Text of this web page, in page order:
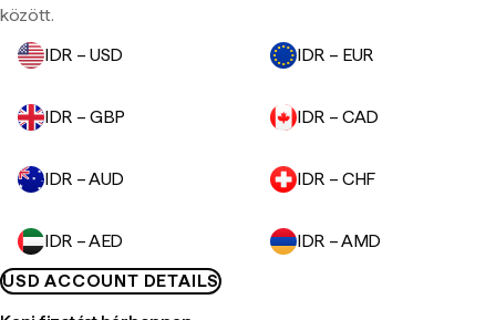
között.
IDR – USD
IDR – EUR
IDR – GBP IDR – CAD
IDR – AUD IDR – CHF
IDR – AED
IDR – AMD
USD ACCOUNT DETAILS